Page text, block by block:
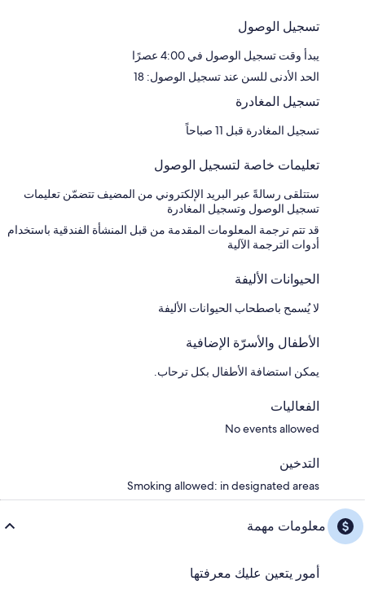
• No Phones in Rooms: Calls can be made at the front desk during office
hours. Messages for guests will be taken at the front desk and delivered
when possible.
Noise & Guest Policy:
• Guests allowed until 11:00 PM—after that, only registered guests
permitted.
تسجيل الوصول
يبدأ وقت تسجيل الوصول في 4:00 عصرًا
الحد الأدنى للسن عند تسجيل الوصول: 18
تسجيل المغادرة
تسجيل المغادرة قبل 11 صباحاً
تعليمات خاصة لتسجيل الوصول
ستتلقى رسالةً عبر البريد الإلكتروني من المضيف تتضمّن تعليمات
تسجيل الوصول وتسجيل المغادرة
قد تتم ترجمة المعلومات المقدمة من قبل المنشأة الفندقية باستخدام
أدوات الترجمة الآلية
الحيوانات الأليفة
لا يُسمح باصطحاب الحيوانات الأليفة
الأطفال والأسرّة الإضافية
يمكن استضافة الأطفال بكل ترحاب.
الفعاليات
No events allowed
التدخين
Smoking allowed: in designated areas
معلومات مهمة
أمور يتعين عليك معرفتها